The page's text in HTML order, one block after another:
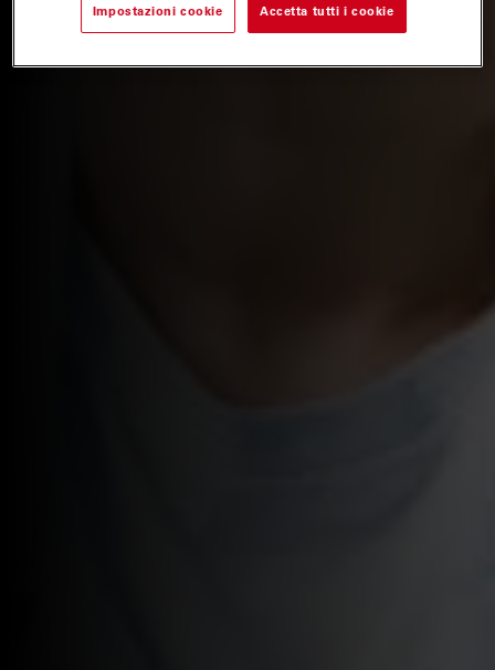
Impostazioni cookie Accetta tutti i cookie